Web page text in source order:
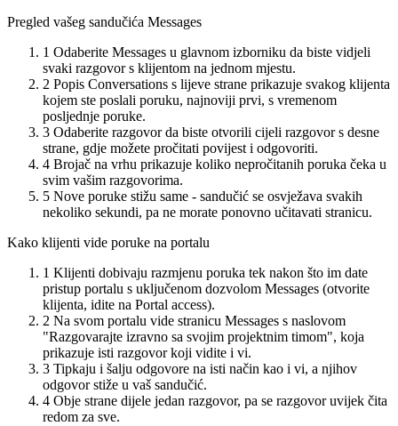
Pregled vašeg sandučića Messages
1 Odaberite Messages u glavnom izborniku da biste vidjeli
svaki razgovor s klijentom na jednom mjestu.
2 Popis Conversations s lijeve strane prikazuje svakog klijenta
kojem ste poslali poruku, najnoviji prvi, s vremenom
posljednje poruke.
3 Odaberite razgovor da biste otvorili cijeli razgovor s desne
strane, gdje možete pročitati povijest i odgovoriti.
4 Brojač na vrhu prikazuje koliko nepročitanih poruka čeka u
svim vašim razgovorima.
5 Nove poruke stižu same - sandučić se osvježava svakih
nekoliko sekundi, pa ne morate ponovno učitavati stranicu.
Kako klijenti vide poruke na portalu
1 Klijenti dobivaju razmjenu poruka tek nakon što im date
pristup portalu s uključenom dozvolom Messages (otvorite
klijenta, idite na Portal access).
2 Na svom portalu vide stranicu Messages s naslovom
"Razgovarajte izravno sa svojim projektnim timom", koja
prikazuje isti razgovor koji vidite i vi.
3 Tipkaju i šalju odgovore na isti način kao i vi, a njihov
odgovor stiže u vaš sandučić.
4 Obje strane dijele jedan razgovor, pa se razgovor uvijek čita
redom za sve.